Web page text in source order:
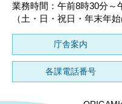
業務時間：午前8時30分～
（土・日・祝日・年末年始
庁舎案内
各課電話番号